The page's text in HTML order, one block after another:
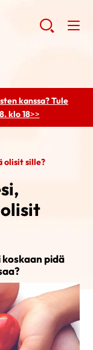
kanssa? Tule
klo 18>>
olisit sille?
pidä